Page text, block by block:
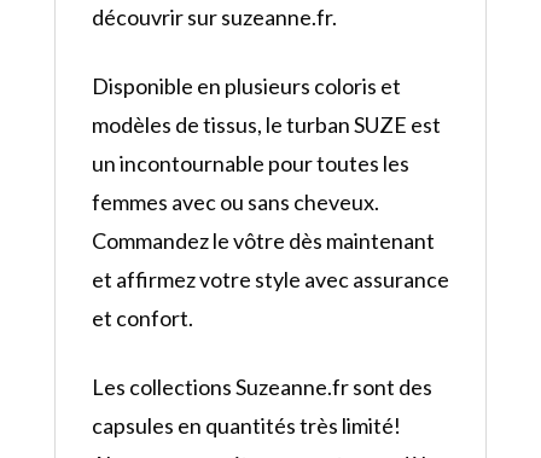
découvrir sur suzeanne.fr.
Disponible en plusieurs coloris et
modèles de tissus, le turban SUZE est
un incontournable pour toutes les
femmes avec ou sans cheveux.
Commandez le vôtre dès maintenant
et affirmez votre style avec assurance
et confort.
Les collections Suzeanne.fr sont des
capsules en quantités très limité!